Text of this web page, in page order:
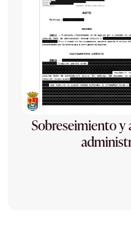
Sobreseimiento